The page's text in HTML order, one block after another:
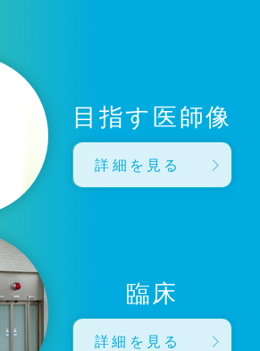
目指す医師像
詳細を見る
臨床
詳細を見る